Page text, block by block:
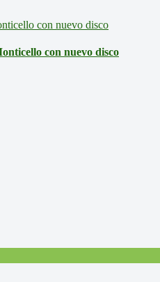
con nuevo disco